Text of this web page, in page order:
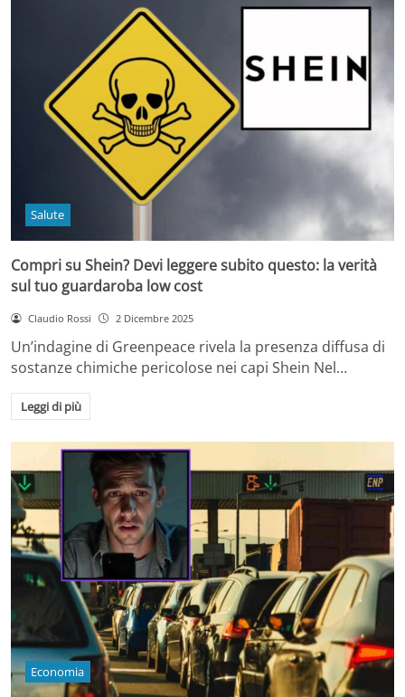
Salute
Compri su Shein? Devi leggere subito questo: la verità
sul tuo guardaroba low cost
Claudio Rossi 2 Dicembre 2025
Un’indagine di Greenpeace rivela la presenza diffusa di
sostanze chimiche pericolose nei capi Shein Nel…
Leggi di più
Economia